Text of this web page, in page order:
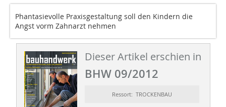
Phantasievolle Praxisgestaltung soll den Kindern die
Angst vorm Zahnarzt nehmen
Dieser Artikel erschien in
BHW 09/2012
Ressort: TROCKENBAU